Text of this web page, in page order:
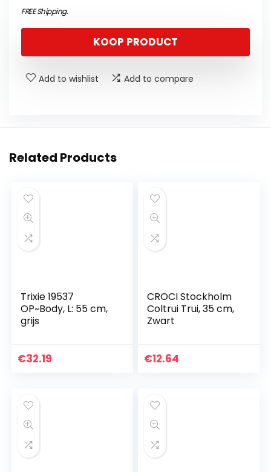
FREE Shipping.
KOOP PRODUCT
Add to wishlist Add to compare
Related Products
Trixie 19537
OP~Body, L: 55 cm,
grijs
€32.19
CROCI Stockholm
Coltrui Trui, 35 cm,
Zwart
€12.64